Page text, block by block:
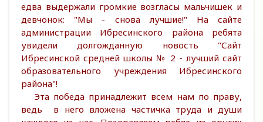
едва выдержали громкие возгласы мальчишек и
девчонок: "Мы - снова лучшие!" На сайте
администрации Ибресинского района ребята
увидели долгожданную новость "Сайт
Ибресинской средней школы № 2 - лучший сайт
образовательного учреждения Ибресинского
района"!
Эта победа принадлежит всем нам по праву,
ведь в него вложена частичка труда и души